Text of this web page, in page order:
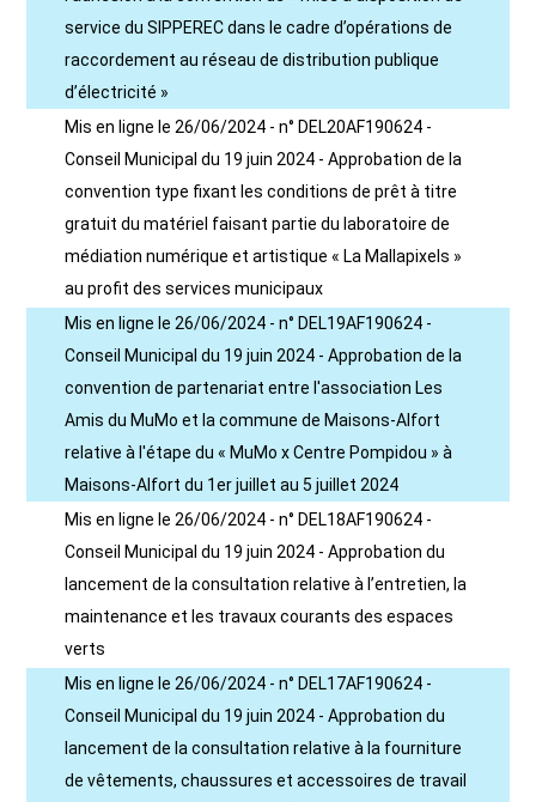
service du SIPPEREC dans le cadre d’opérations de
raccordement au réseau de distribution publique
d’électricité »
Mis en ligne le 26/06/2024 - n° DEL20AF190624 -
Conseil Municipal du 19 juin 2024 - Approbation de la
convention type fixant les conditions de prêt à titre
gratuit du matériel faisant partie du laboratoire de
médiation numérique et artistique « La Mallapixels »
au profit des services municipaux
Mis en ligne le 26/06/2024 - n° DEL19AF190624 -
Conseil Municipal du 19 juin 2024 - Approbation de la
convention de partenariat entre l'association Les
Amis du MuMo et la commune de Maisons-Alfort
relative à l'étape du « MuMo x Centre Pompidou » à
Maisons-Alfort du 1er juillet au 5 juillet 2024
Mis en ligne le 26/06/2024 - n° DEL18AF190624 -
Conseil Municipal du 19 juin 2024 - Approbation du
lancement de la consultation relative à l’entretien, la
maintenance et les travaux courants des espaces
verts
Mis en ligne le 26/06/2024 - n° DEL17AF190624 -
Conseil Municipal du 19 juin 2024 - Approbation du
lancement de la consultation relative à la fourniture
de vêtements, chaussures et accessoires de travail